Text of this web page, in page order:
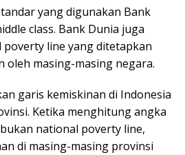
yang digunakan Bank
class. Bank Dunia juga
line yang ditetapkan
oleh masing-masing negara.
garis kemiskinan di Indonesia
Ketika menghitung angka
national poverty line,
di masing-masing provinsi